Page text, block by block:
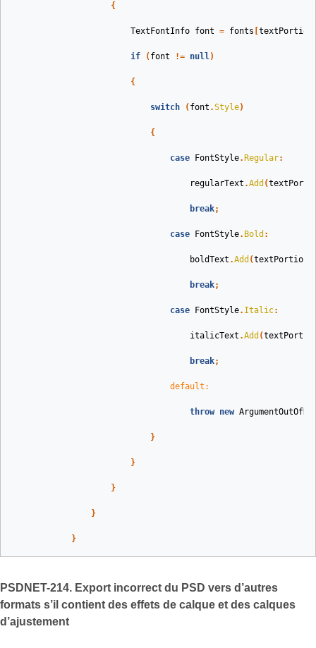
{
TextFontInfo font = fonts textPortion
if ( font != null)
{
switch ( font .Style)
{
case FontStyle. Regular:
regularText .Add (
break;
case FontStyle. Bold :
boldText .Add (textPortion
break;
case FontStyle. Italic:
italicText .Add (
break;
default :
throw new
}
}
}
}
}
PSDNET-214. Export incorrect du PSD vers d’autres
formats s’il contient des effets de calque et des calques
d’ajustement